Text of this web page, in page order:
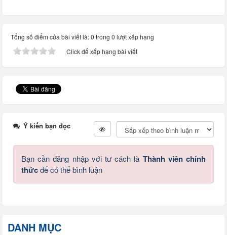
Tổng số điểm của bài viết là: 0 trong 0 lượt xếp hạng
Click để xếp hạng bài viết
Ý kiến bạn đọc
Bạn cần đăng nhập với tư cách là Thành viên chính
thứcđể có thể bình luận
DANH MỤC